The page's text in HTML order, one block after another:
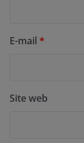
E-mail *
Site web